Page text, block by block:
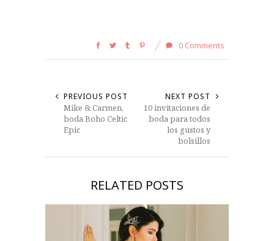
0 Comments
PREVIOUS POST
Mike & Carmen,
boda Boho Celtic
Epic
NEXT POST
10 invitaciones de
boda para todos
los gustos y
bolsillos
RELATED POSTS